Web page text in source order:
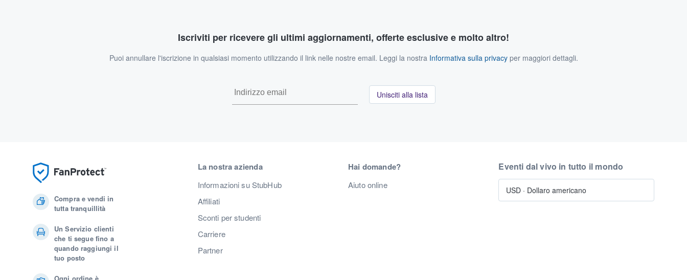
Iscriviti per ricevere gli ultimi aggiornamenti, offerte esclusive e molto altro!
Puoi annullare l'iscrizione in qualsiasi momento utilizzando il link nelle nostre email. Leggi la nostra Informativa sulla privacyper maggiori dettagli.
Unisciti alla lista
Compra e vendi in
tutta tranquillità
Un Servizio clienti
che ti segue fino a
quando raggiungi il
tuo posto
Ogni ordine è
La nostra azienda
Informazioni su StubHub
Affiliati
Sconti per studenti
Carriere
Partner
Hai domande?
Aiuto online
Eventi dal vivo in tutto il mondo
USD · Dollaro americano